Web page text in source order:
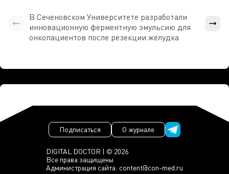
В Сеченовском Университете разработали
инновационную ферментную эмульсию для
онкопациентов после резекции желудка
DIGITAL DOCTOR | © 2026
Все права защищены
Администрация сайта: content@con-med.ru
Подписаться О журнале